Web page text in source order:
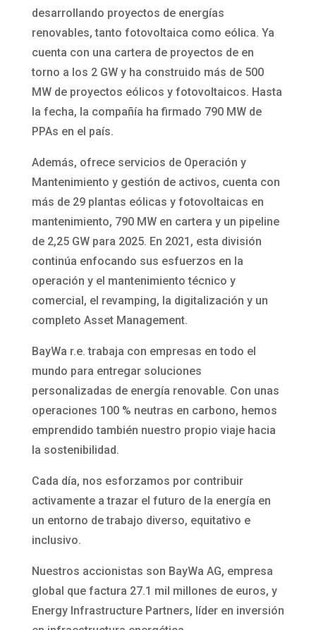
desarrollando proyectos de energías
renovables, tanto fotovoltaica como eólica. Ya
cuenta con una cartera de proyectos de en
torno a los 2 GW y ha construido más de 500
MW de proyectos eólicos y fotovoltaicos. Hasta
la fecha, la compañía ha firmado 790 MW de
PPAs en el país.
Además, ofrece servicios de Operación y
Mantenimiento y gestión de activos, cuenta con
más de 29 plantas eólicas y fotovoltaicas en
mantenimiento, 790 MW en cartera y un pipeline
de 2,25 GW para 2025. En 2021, esta división
continúa enfocando sus esfuerzos en la
operación y el mantenimiento técnico y
comercial, el revamping, la digitalización y un
completo Asset Management.
BayWa r.e. trabaja con empresas en todo el
mundo para entregar soluciones
personalizadas de energía renovable. Con unas
operaciones 100 % neutras en carbono, hemos
emprendido también nuestro propio viaje hacia
la sostenibilidad.
Cada día, nos esforzamos por contribuir
activamente a trazar el futuro de la energía en
un entorno de trabajo diverso, equitativo e
inclusivo.
Nuestros accionistas son BayWa AG, empresa
global que factura 27.1 mil millones de euros, y
Energy Infrastructure Partners, líder en inversión